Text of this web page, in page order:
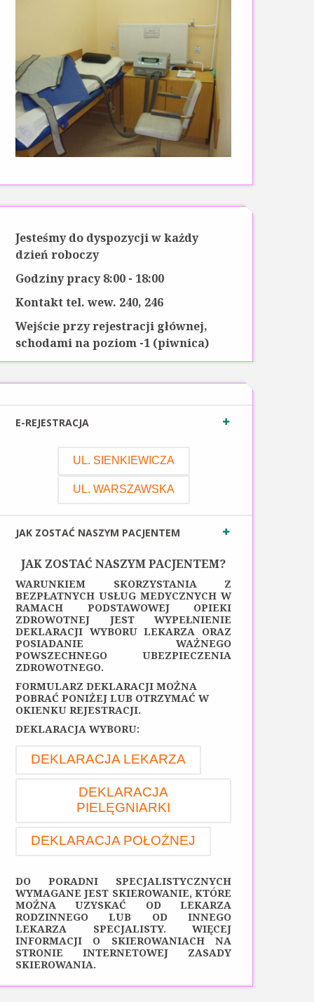
Jesteśmy do dyspozycji w każdy
dzień roboczy
Godziny pracy 8:00 - 18:00
Kontakt tel. wew. 240, 246
Wejście przy rejestracji głównej,
schodami na poziom -1 (piwnica)
E-REJESTRACJA
UL. SIENKIEWICZA
UL. WARSZAWSKA
JAK ZOSTAĆ NASZYM PACJENTEM
JAK ZOSTAĆ NASZYM PACJENTEM?
WARUNKIEM SKORZYSTANIA Z
BEZPŁATNYCH USŁUG MEDYCZNYCH W
RAMACH PODSTAWOWEJ OPIEKI
ZDROWOTNEJ JEST WYPEŁNIENIE
DEKLARACJI WYBORU LEKARZA ORAZ
POSIADANIE WAŻNEGO
POWSZECHNEGO UBEZPIECZENIA
ZDROWOTNEGO.
FORMULARZ DEKLARACJI MOŻNA
POBRAĆ PONIŻEJ LUB OTRZYMAĆ W
OKIENKU REJESTRACJI.
DEKLARACJA WYBORU:
DEKLARACJA LEKARZA
DEKLARACJA
PIELĘGNIARKI
DEKLARACJA POŁOŻNEJ
DO PORADNI SPECJALISTYCZNYCH
WYMAGANE JEST SKIEROWANIE, KTÓRE
MOŻNA UZYSKAĆ OD LEKARZA
RODZINNEGO LUB OD INNEGO
LEKARZA SPECJALISTY. WIĘCEJ
INFORMACJI O SKIEROWANIACH NA
STRONIE INTERNETOWEJ ZASADY
SKIEROWANIA.